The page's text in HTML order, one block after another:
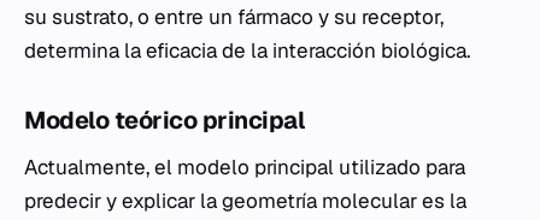
su sustrato, o entre un fármaco y su receptor,
determina la eficacia de la interacción biológica.
Modelo teórico principal
Actualmente, el modelo principal utilizado para
predecir y explicar la geometría molecular es la